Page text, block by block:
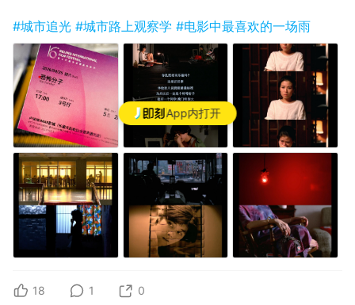
App内打开
#城市追光 #城市路上观察学 #电影中最喜欢的一场雨
18 1 0